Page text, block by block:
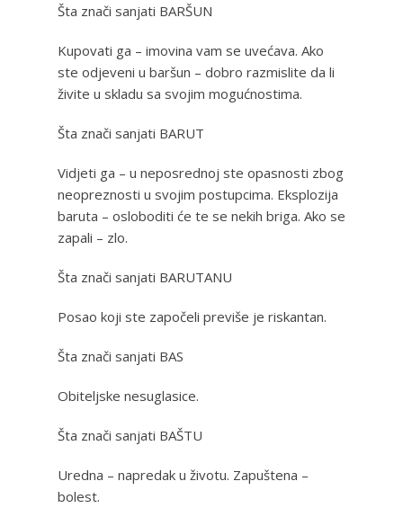
Šta znači sanjati BARŠUN
Kupovati ga – imovina vam se uvećava. Ako
ste odjeveni u baršun – dobro razmislite da li
živite u skladu sa svojim mogućnostima.
Šta znači sanjati BARUT
Vidjeti ga – u neposrednoj ste opasnosti zbog
neopreznosti u svojim postupcima. Eksplozija
baruta – osloboditi će te se nekih briga. Ako se
zapali – zlo.
Šta znači sanjati BARUTANU
Posao koji ste započeli previše je riskantan.
Šta znači sanjati BAS
Obiteljske nesuglasice.
Šta znači sanjati BAŠTU
Uredna – napredak u životu. Zapuštena –
bolest.